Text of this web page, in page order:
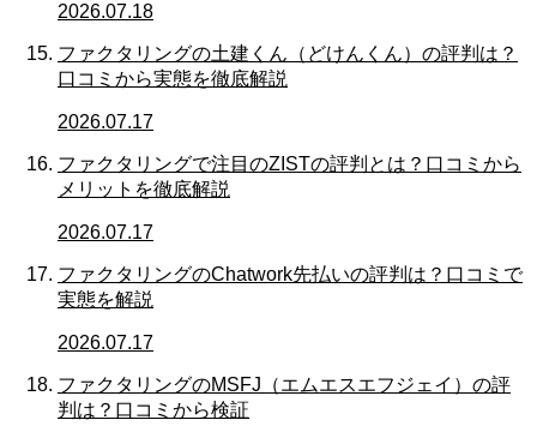
2026.07.18
ファクタリングの土建くん（どけんくん）の評判は？
口コミから実態を徹底解説
2026.07.17
ファクタリングで注目のZISTの評判とは？口コミから
メリットを徹底解説
2026.07.17
ファクタリングのChatwork先払いの評判は？口コミで
実態を解説
2026.07.17
ファクタリングのMSFJ（エムエスエフジェイ）の評
判は？口コミから検証